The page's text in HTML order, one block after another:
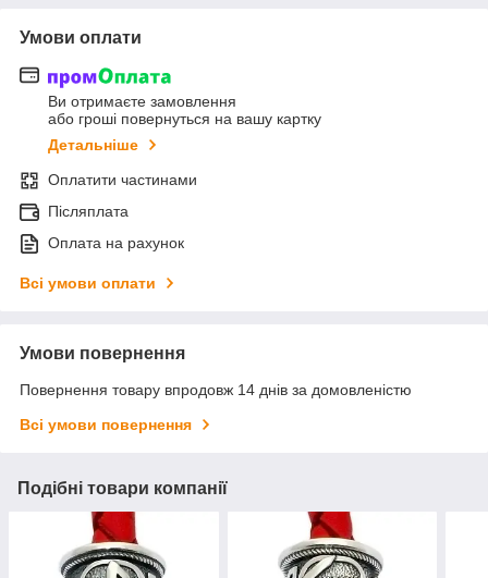
Умови оплати
Ви отримаєте замовлення
або гроші повернуться на вашу картку
Детальніше
Оплатити частинами
Післяплата
Оплата на рахунок
Всі умови оплати
Умови повернення
Повернення товару впродовж 14 днів за домовленістю
Всі умови повернення
Подібні товари компанії